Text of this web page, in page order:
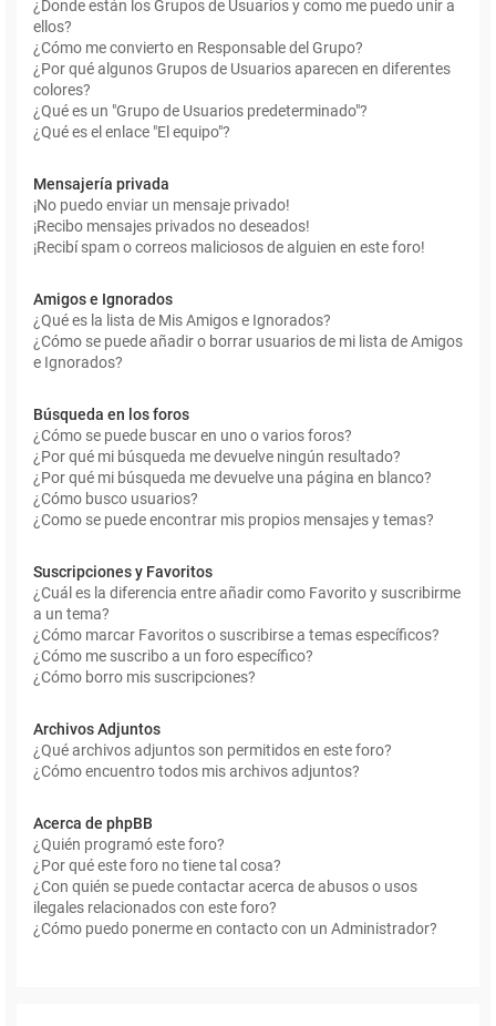
¿Donde están los Grupos de Usuarios y como me puedo unir a
ellos?
¿Cómo me convierto en Responsable del Grupo?
¿Por qué algunos Grupos de Usuarios aparecen en diferentes
colores?
¿Qué es un "Grupo de Usuarios predeterminado"?
¿Qué es el enlace "El equipo"?
Mensajería privada
¡No puedo enviar un mensaje privado!
¡Recibo mensajes privados no deseados!
¡Recibí spam o correos maliciosos de alguien en este foro!
Amigos e Ignorados
¿Qué es la lista de Mis Amigos e Ignorados?
¿Cómo se puede añadir o borrar usuarios de mi lista de Amigos
e Ignorados?
Búsqueda en los foros
¿Cómo se puede buscar en uno o varios foros?
¿Por qué mi búsqueda me devuelve ningún resultado?
¿Por qué mi búsqueda me devuelve una página en blanco?
¿Cómo busco usuarios?
¿Como se puede encontrar mis propios mensajes y temas?
Suscripciones y Favoritos
¿Cuál es la diferencia entre añadir como Favorito y suscribirme
a un tema?
¿Cómo marcar Favoritos o suscribirse a temas específicos?
¿Cómo me suscribo a un foro específico?
¿Cómo borro mis suscripciones?
Archivos Adjuntos
¿Qué archivos adjuntos son permitidos en este foro?
¿Cómo encuentro todos mis archivos adjuntos?
Acerca de phpBB
¿Quién programó este foro?
¿Por qué este foro no tiene tal cosa?
¿Con quién se puede contactar acerca de abusos o usos
ilegales relacionados con este foro?
¿Cómo puedo ponerme en contacto con un Administrador?